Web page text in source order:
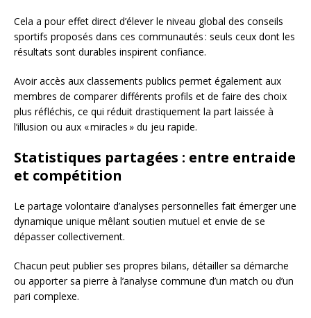
Cela a pour effet direct d’élever le niveau global des conseils
sportifs proposés dans ces communautés : seuls ceux dont les
résultats sont durables inspirent confiance.
Avoir accès aux classements publics permet également aux
membres de comparer différents profils et de faire des choix
plus réfléchis, ce qui réduit drastiquement la part laissée à
l’illusion ou aux « miracles » du jeu rapide.
Statistiques partagées : entre entraide
et compétition
Le partage volontaire d’analyses personnelles fait émerger une
dynamique unique mêlant soutien mutuel et envie de se
dépasser collectivement.
Chacun peut publier ses propres bilans, détailler sa démarche
ou apporter sa pierre à l’analyse commune d’un match ou d’un
pari complexe.